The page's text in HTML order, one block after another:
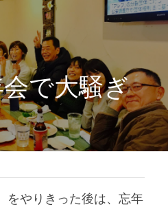
で大騒ぎ
をやりきった後は、忘年